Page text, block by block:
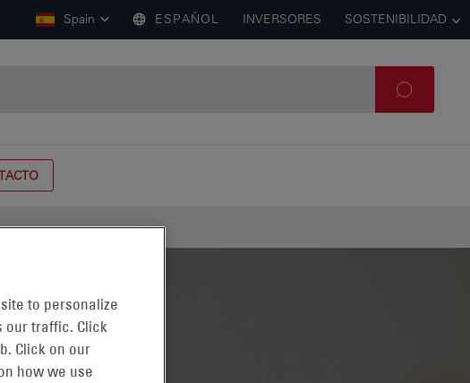
Spain ESPAÑOL INVERSORES SOSTENIBILIDAD
to personalize
our traffic. Click
Click on our
how we use